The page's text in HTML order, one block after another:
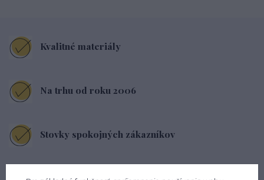
Kvalitné materiály
Na trhu od roku 2006
Stovky spokojných zákazníkov